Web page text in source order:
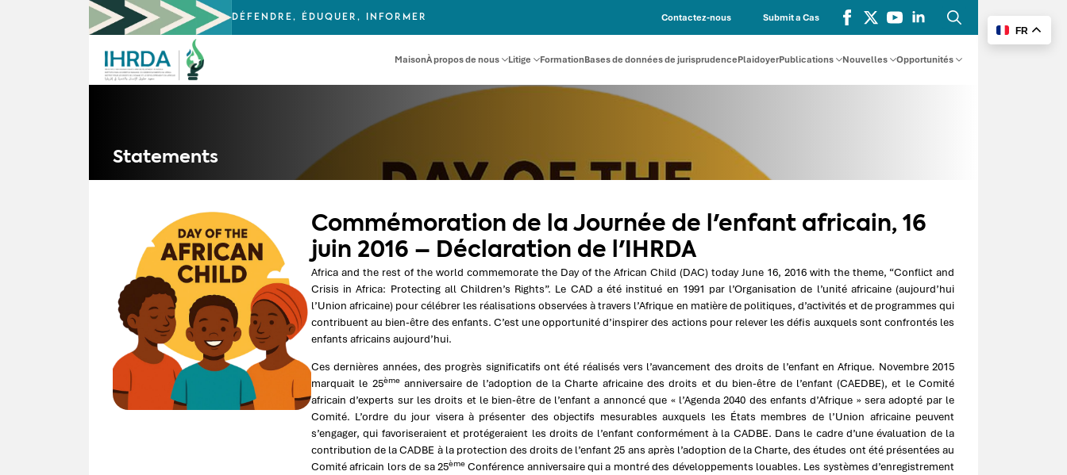
DÉFENDRE, ÉDUQUER, INFORMER Contactez-nous Submit a Cas
Recherche
for:
MaisonÀ propos de nous Litige FormationBases de données de jurisprudencePlaidoyerPublications Nouvelles Opportunités
Statements
Commémoration de la Journée de l'enfant africain, 16
juin 2016 – Déclaration de l'IHRDA
Africa and the rest of the world commemorate the Day of the African Child (DAC) today June 16, 2016 with the theme, “Conflict and
Crisis in Africa: Protecting all Children’s Rights”. Le CAD a été institué en 1991 par l’Organisation de l’unité africaine (aujourd’hui
l’Union africaine) pour célébrer les réalisations observées à travers l’Afrique en matière de politiques, d’activités et de programmes qui
contribuent au bien-être des enfants. C’est une opportunité d’inspirer des actions pour relever les défis auxquels sont confrontés les
enfants africains aujourd’hui.
Ces dernières années, des progrès significatifs ont été réalisés vers l’avancement des droits de l’enfant en Afrique. Novembre 2015
marquait le 25èmeanniversaire de l’adoption de la Charte africaine des droits et du bien-être de l’enfant (CAEDBE), et le Comité
africain d’experts sur les droits et le bien-être de l’enfant a annoncé que « l’Agenda 2040 des enfants d’Afrique » sera adopté par le
Comité. L’ordre du jour visera à présenter des objectifs mesurables auxquels les États membres de l’Union africaine peuvent
s’engager, qui favoriseraient et protégeraient les droits de l’enfant conformément à la CADBE. Dans le cadre d’une évaluation de la
contribution de la CADBE à la protection des droits de l’enfant 25 ans après l’adoption de la Charte, des études ont été présentées au
Comité africain lors de sa 25èmeConférence anniversaire qui a montré des développements louables. Les systèmes d’enregistrement
FR